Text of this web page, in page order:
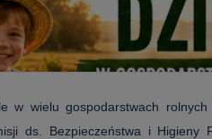
w wielu gospodarstwach
ds. Bezpieczeństwa i